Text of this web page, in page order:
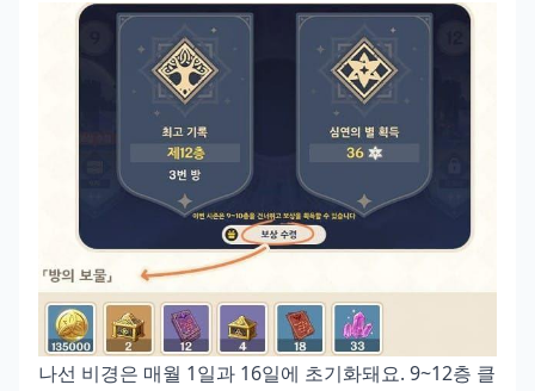
나선 비경은 매월 1일과 16일에 초기화돼요. 9~12층 클